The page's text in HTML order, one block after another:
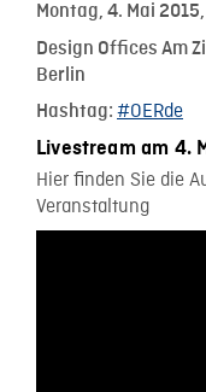
Montag, 4. Mai
Design Offices Am
Berlin
Hashtag: #OERde
Livestream am 4.
Hier finden Sie die
Veranstaltung